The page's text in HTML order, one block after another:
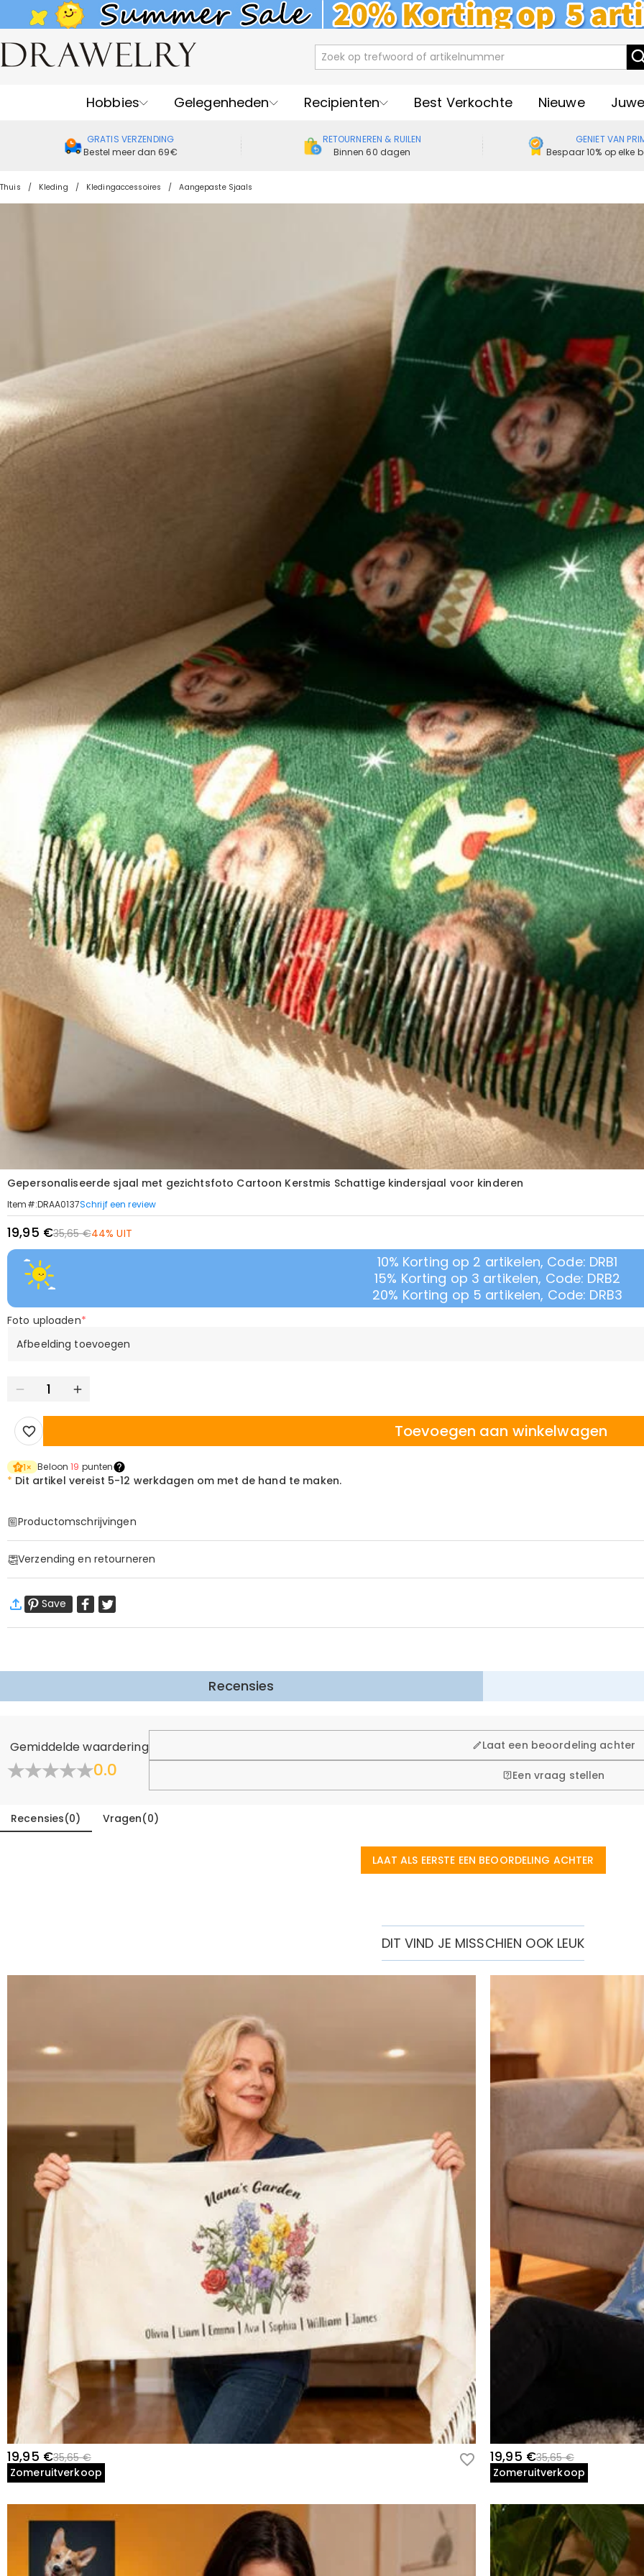
Hobbies Gelegenheden Recipienten Best Verkochte Nieuwe
GRATIS VERZENDING
Bestel meer dan 69€
RETOURNEREN & RUILEN
Binnen 60 dagen
GENIET VAN
Bespaar 10% op elke
Thuis Kleding Kledingaccessoires Aangepaste Sjaals
Gepersonaliseerde sjaal met gezichtsfoto Cartoon Kerstmis Schattige kindersjaal voor kinderen
Item#:DRAA0137Schrijf een review
19,95 €35,65 €44% UIT
10% Korting op 2 artikelen, Code: DRB1
15% Korting op 3 artikelen, Code: DRB2
20% Korting op 5 artikelen, Code: DRB3
Foto uploaden*
Afbeelding toevoegen
Toevoegen aan winkelwagen
1× Beloon19 punten
* Dit artikel vereist 5-12 werkdagen om met de hand te maken.
Productomschrijvingen
Verzending en retourneren
Wij willen dat u zich comfortabel en zeker voelt tijdens het winkelen, daarom bieden wij een eenvoudig 60-dagen retour-
Meer Informatie
Save
Recensies
Gemiddelde waardering
0.0
Laat een beoordeling achter
Een vraag stellen
Recensies(0) Vragen(0)
LAAT ALS EERSTE EEN BEOORDELING ACHTER
DIT VIND JE MISSCHIEN OOK LEUK
19,95 €35,65 €
Zomeruitverkoop
19,95 €35,65 €
Zomeruitverkoop